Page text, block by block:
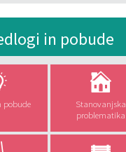
in pobude
pobude
Stanovanjska
problematika